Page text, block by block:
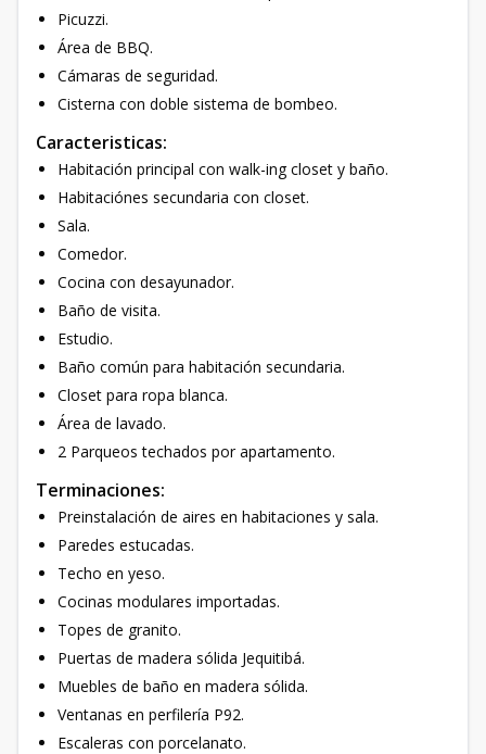
Picuzzi.
Área de BBQ.
Cámaras de seguridad.
Cisterna con doble sistema de bombeo.
Caracteristicas:
Habitación principal con walk-ing closet y baño.
Habitaciónes secundaria con closet.
Sala.
Comedor.
Cocina con desayunador.
Baño de visita.
Estudio.
Baño común para habitación secundaria.
Closet para ropa blanca.
Área de lavado.
2 Parqueos techados por apartamento.
Terminaciones:
Preinstalación de aires en habitaciones y sala.
Paredes estucadas.
Techo en yeso.
Cocinas modulares importadas.
Topes de granito.
Puertas de madera sólida Jequitibá.
Muebles de baño en madera sólida.
Ventanas en perfilería P92.
Escaleras con porcelanato.